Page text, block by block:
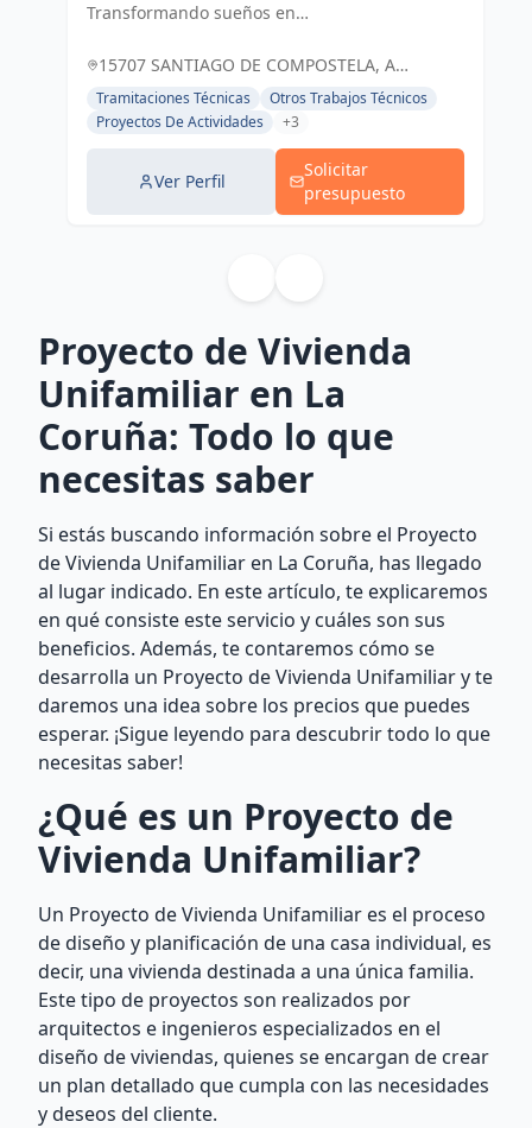
ASOCIADOS
Transformando sueños en
precisión y creatividad
15707 SANTIAGO DE COMPOSTELA, A
CORUÑA, ESPAÑA, España
Tramitaciones Técnicas
Otros Trabajos Técnicos
Proyectos De Actividades
+3
Ver Perfil
Solicitar
presupuesto
Proyecto de Vivienda
Unifamiliar en La
Coruña: Todo lo que
necesitas saber
Si estás buscando información sobre el Proyecto
de Vivienda Unifamiliar en La Coruña, has llegado
al lugar indicado. En este artículo, te explicaremos
en qué consiste este servicio y cuáles son sus
beneficios. Además, te contaremos cómo se
desarrolla un Proyecto de Vivienda Unifamiliar y te
daremos una idea sobre los precios que puedes
esperar. ¡Sigue leyendo para descubrir todo lo que
necesitas saber!
¿Qué es un Proyecto de
Vivienda Unifamiliar?
Un Proyecto de Vivienda Unifamiliar es el proceso
de diseño y planificación de una casa individual, es
decir, una vivienda destinada a una única familia.
Este tipo de proyectos son realizados por
arquitectos e ingenieros especializados en el
diseño de viviendas, quienes se encargan de crear
un plan detallado que cumpla con las necesidades
y deseos del cliente.